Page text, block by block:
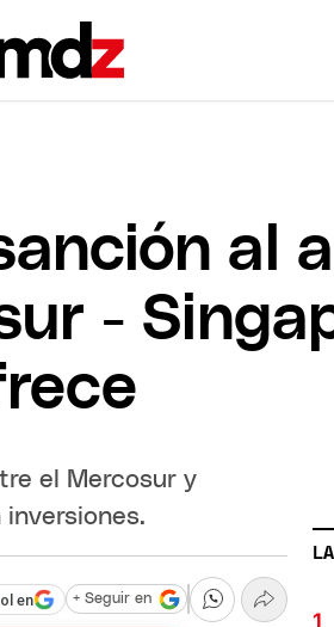
al
-
el Mercosur y
en + Seguir en